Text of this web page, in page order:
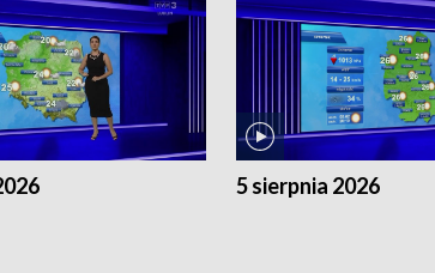
5 sierpnia 2026